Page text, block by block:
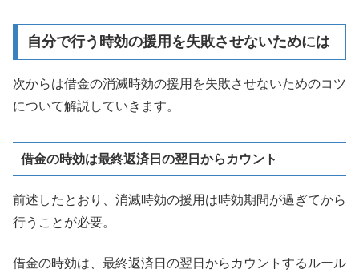
自分で行う時効の援用を失敗させないためには
次からは借金の消滅時効の援用を失敗させないためのコツ
について解説していきます。
借金の時効は最終返済日の翌日からカウント
前述したとおり、消滅時効の援用は時効期間が過ぎてから
行うことが必要。
借金の時効は、最終返済日の翌日からカウントするルール